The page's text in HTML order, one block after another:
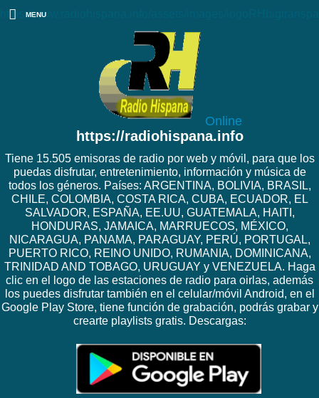
https://www.radiohispana.info/assets/images/
Online
https://radiohispana.info
Tiene 15.505 emisoras de radio por web y móvil, para que los
puedas disfrutar, entretenimiento, información y música de
todos los géneros. Países: ARGENTINA, BOLIVIA, BRASIL,
CHILE, COLOMBIA, COSTA RICA, CUBA, ECUADOR, EL
SALVADOR, ESPAÑA, EE.UU, GUATEMALA, HAITI,
HONDURAS, JAMAICA, MARRUECOS, MÉXICO,
NICARAGUA, PANAMA, PARAGUAY, PERÚ, PORTUGAL,
PUERTO RICO, REINO UNIDO, RUMANIA, DOMINICANA,
TRINIDAD AND TOBAGO, URUGUAY y VENEZUELA. Haga
clic en el logo de las estaciones de radio para oirlas, además
los puedes disfrutar también en el celular/móvil Android, en el
Google Play Store, tiene función de grabación, podrás grabar y
crearte playlists gratis. Descargas:
MENU